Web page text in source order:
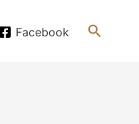
Facebook Search